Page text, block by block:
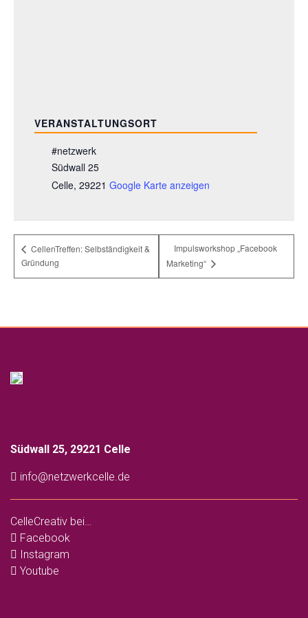
VERANSTALTUNGSORT
#netzwerk
Südwall 25
Celle, 29221 Google Karte anzeigen
CellenTreffen: Selbständigkeit &
Gründung
Impulsworkshop „Facebook
Marketing“
Südwall 25, 29221 Celle
info@netzwerkcelle.de
CelleCreativ bei…
Facebook
Instagram
Youtube